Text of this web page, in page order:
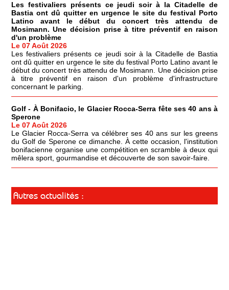
Les festivaliers présents ce jeudi soir à la Citadelle de
Bastia ont dû quitter en urgence le site du festival Porto
Latino avant le début du concert très attendu de
Mosimann. Une décision prise à titre préventif en raison
d'un problème
Le 07 Août 2026
Les festivaliers présents ce jeudi soir à la Citadelle de Bastia
ont dû quitter en urgence le site du festival Porto Latino avant le
début du concert très attendu de Mosimann. Une décision prise
à titre préventif en raison d'un problème d'infrastructure
concernant le parking.
Golf - À Bonifacio, le Glacier Rocca-Serra fête ses 40 ans à
Sperone
Le 07 Août 2026
Le Glacier Rocca-Serra va célébrer ses 40 ans sur les greens
du Golf de Sperone ce dimanche. À cette occasion, l'institution
bonifacienne organise une compétition en scramble à deux qui
mêlera sport, gourmandise et découverte de son savoir-faire.
Autres actualités :